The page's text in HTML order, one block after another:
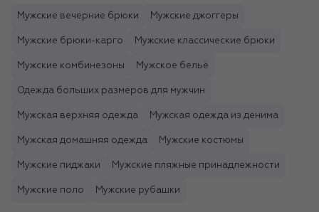
Мужские вечерние брюки Мужские джоггеры
Мужские брюки-карго Мужские классические брюки
Мужские комбинезоны Мужское бельё
Одежда больших размеров для мужчин
Мужская верхняя одежда Мужская одежда из денима
Мужская домашняя одежда Мужские костюмы
Мужские пиджаки Мужские пляжные принадлежности
Мужские поло Мужские рубашки